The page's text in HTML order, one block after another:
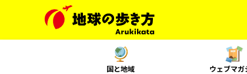
国と地域 ウェブマガ